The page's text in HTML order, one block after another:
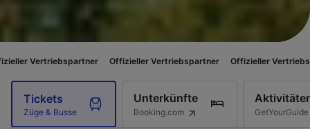
Offizieller Vertriebspartner Offizieller Vertriebspartner
Tickets
Züge & Busse
Unterkünfte
Booking.com GetYourGuide